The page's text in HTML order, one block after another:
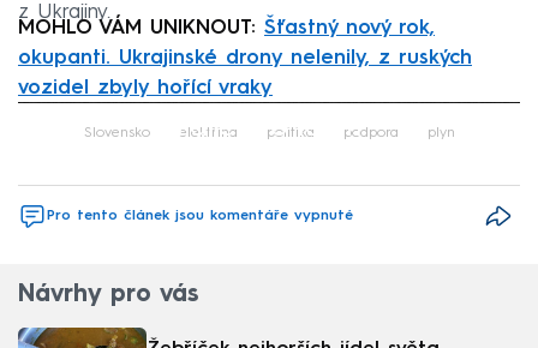
z Ukrajiny.
MOHLO VÁM UNIKNOUT: Šťastný nový rok,
okupanti. Ukrajinské drony nelenily, z ruských
vozidel zbyly hořící vraky
Failed to fetch
Slovensko elektřina politika podpora plyn
Pro tento článek jsou komentáře vypnuté
Návrhy pro vás